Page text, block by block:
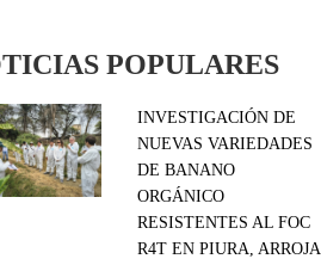
POPULARES
INVESTIGACIÓN DE
NUEVAS VARIEDADES
DE BANANO
ORGÁNICO
RESISTENTES AL FOC
R4T EN PIURA, ARROJA